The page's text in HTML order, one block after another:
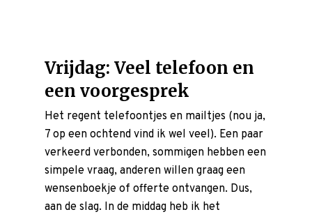
Vrijdag: Veel telefoon en
een voorgesprek
Het regent telefoontjes en mailtjes (nou ja,
7 op een ochtend vind ik wel veel). Een paar
verkeerd verbonden, sommigen hebben een
simpele vraag, anderen willen graag een
wensenboekje ofofferte ontvangen. Dus,
aan de slag. In de middag heb ik het